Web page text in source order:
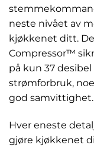
neste nivået av
kjøkkenet ditt.
Compressor™
på kun 37
strømforbruk,
god samvittighet.
Hver eneste
gjøre kjøkkenet